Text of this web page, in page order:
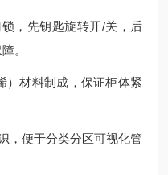
，先钥匙旋转开/关，后
。
）材料制成，保证柜体紧
，便于分类分区可视化管